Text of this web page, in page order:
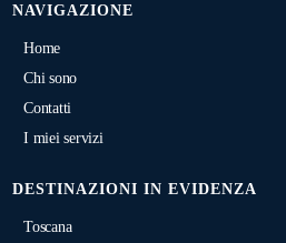
NAVIGAZIONE
Home
Chi sono
Contatti
I miei servizi
DESTINAZIONI IN EVIDENZA
Toscana